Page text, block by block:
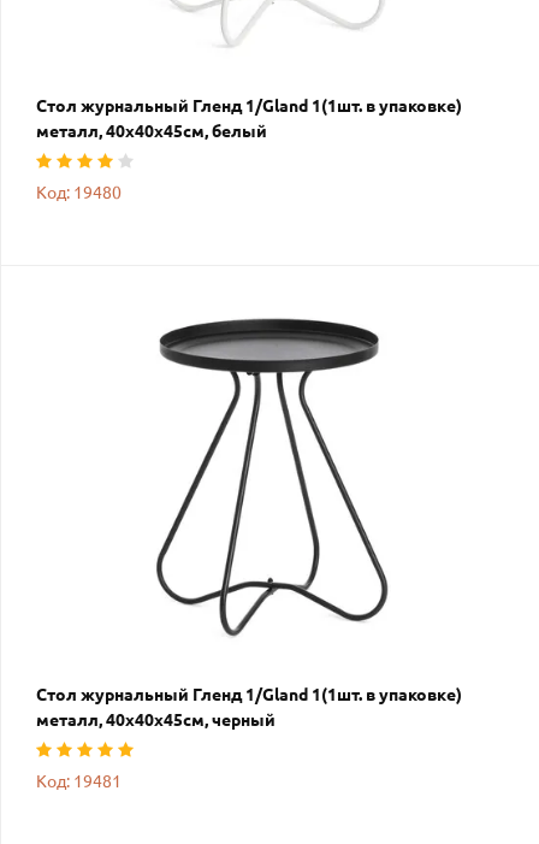
Стол журнальный Гленд 1/Gland 1(1шт. в упаковке)
металл, 40х40х45см, белый
Код: 19480
Стол журнальный Гленд 1/Gland 1(1шт. в упаковке)
металл, 40х40х45см, черный
Код: 19481